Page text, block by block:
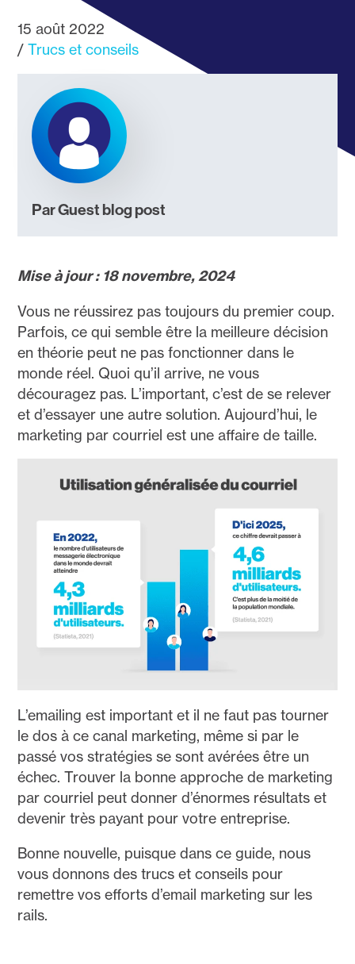
15 août 2022
Trucs et conseils
Par Guest blog post
Mise à jour : 18 novembre, 2024
Vous ne réussirez pas toujours du premier coup.
Parfois, ce qui semble être la meilleure décision
en théorie peut ne pas fonctionner dans le
monde réel. Quoi qu’il arrive, ne vous
découragez pas. L’important, c’est de se relever
et d’essayer une autre solution. Aujourd’hui, le
marketing par courriel est une affaire de taille.
L’emailing est important et il ne faut pas tourner
le dos à ce canal marketing, même si par le
passé vos stratégies se sont avérées être un
échec. Trouver la bonne approche de marketing
par courriel peut donner d’énormes résultats et
devenir très payant pour votre entreprise.
Bonne nouvelle, puisque dans ce guide, nous
vous donnons des trucs et conseils pour
remettre vos efforts d’email marketing sur les
rails.